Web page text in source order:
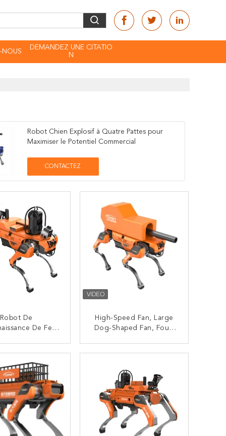
NOUS
DEMANDEZ UNE CITATIO
N
Robot Chien Explosif à Quatre Pattes pour
Maximiser le Potentiel Commercial
CONTACTEZ
Robot De
De Feu
High-Speed Fan, Large
Dog-Shaped Fan, Four-
CONTACTEZ